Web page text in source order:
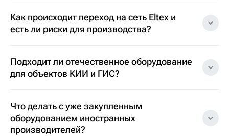
Как происходит переход на сеть Eltex и
есть ли риски для производства?
Подходит ли отечественное оборудование
для объектов КИИ и ГИС?
Что делать с уже закупленным
оборудованием иностранных
производителей?